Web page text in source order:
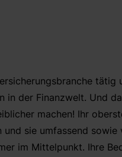
tätig
in der Finanzwelt. Und
machen! Ihr
und sie umfassend sowie
im Mittelpunkt. Ihre